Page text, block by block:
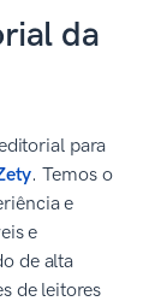
da
para
. Temos o
e
e
de alta
de leitores